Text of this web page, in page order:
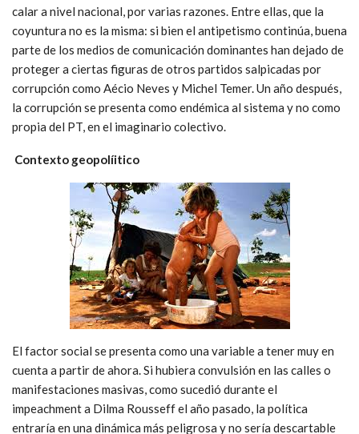
calar a nivel nacional, por varias razones. Entre ellas, que la
coyuntura no es la misma: si bien el antipetismo continúa, buena
parte de los medios de comunicación dominantes han dejado de
proteger a ciertas figuras de otros partidos salpicadas por
corrupción como Aécio Neves y Michel Temer. Un año después,
la corrupción se presenta como endémica al sistema y no como
propia del PT, en el imaginario colectivo.
Contexto geopolíitico
El factor social se presenta como una variable a tener muy en
cuenta a partir de ahora. Si hubiera convulsión en las calles o
manifestaciones masivas, como sucedió durante el
impeachment a Dilma Rousseff el año pasado, la política
entraría en una dinámica más peligrosa y no sería descartable